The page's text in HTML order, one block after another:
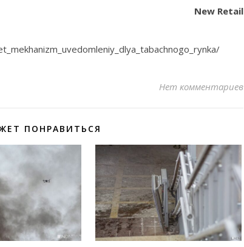
New Retail
Нет комментариев
ПОНРАВИТЬСЯ